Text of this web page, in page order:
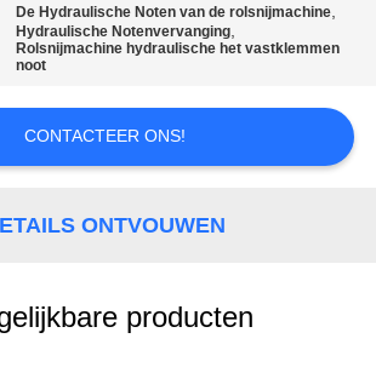
De Hydraulische Noten van de rolsnijmachine,
Hydraulische Notenvervanging,
Rolsnijmachine hydraulische het vastklemmen
noot
CONTACTEER ONS!
ONTVOUWEN
producten